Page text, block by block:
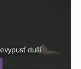
duši